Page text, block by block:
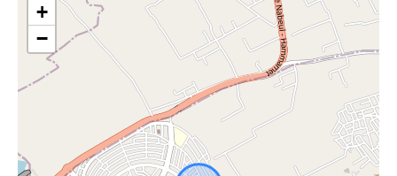
+
−